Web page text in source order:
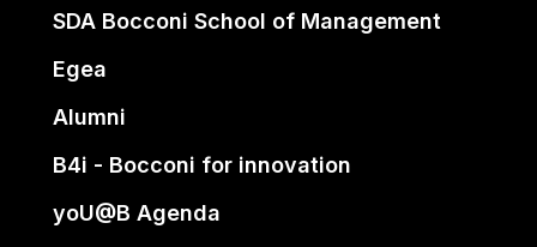
SDA Bocconi School of Management
Egea
Alumni
B4i - Bocconi for innovation
yoU@B Agenda